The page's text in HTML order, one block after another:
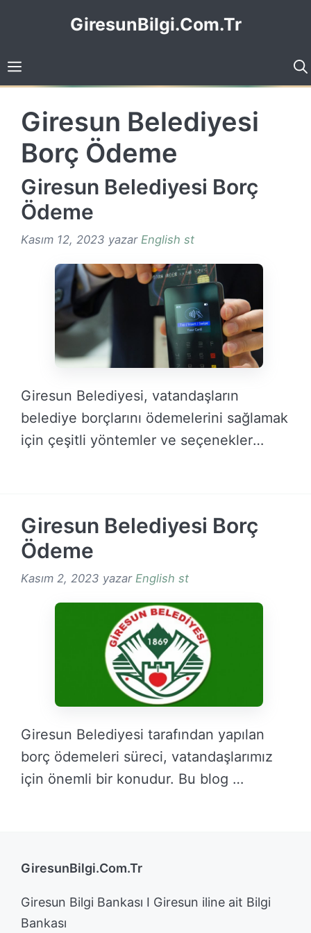
GiresunBilgi.Com.Tr
Giresun Belediyesi
Borç Ödeme
Giresun Belediyesi Borç
Ödeme
Kasım 12, 2023 yazar English st
Giresun Belediyesi, vatandaşların
belediye borçlarını ödemelerini sağlamak
için çeşitli yöntemler ve seçenekler
Giresun Belediyesi Borç
Ödeme
Kasım 2, 2023 yazar English st
Giresun Belediyesi tarafından yapılan
borç ödemeleri süreci, vatandaşlarımız
için önemli bir konudur. Bu blog …
GiresunBilgi.Com.Tr
Giresun Bilgi Bankası I Giresun iline ait Bilgi
Bankası